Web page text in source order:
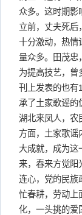
众多。这时期影
立前，丈夫死后
十分激动，热情
量众多。田茂忠
为提高技艺，曾
刊上发表的也有
承了土家歌谣的
湖北来凤人，农
方面，土家歌谣
大成就，成为这
来，春来方觉阳
连心，党的民族
忙春耕，劳动上
化，一头挑的爱